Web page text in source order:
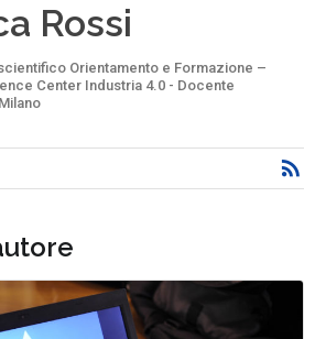
Rossi
Orientamento e Formazione –
Center Industria 4.0 - Docente